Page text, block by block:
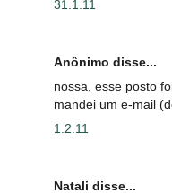
31.1.11
Anônimo disse...
nossa, esse posto
mandei um e-mail
1.2.11
Natali disse...